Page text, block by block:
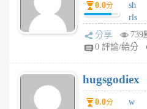
月
前
0.0分
sh
rls
k
m
6
個
月
分享
739
0 評論/給分
hugsgodiex
0.0分
w